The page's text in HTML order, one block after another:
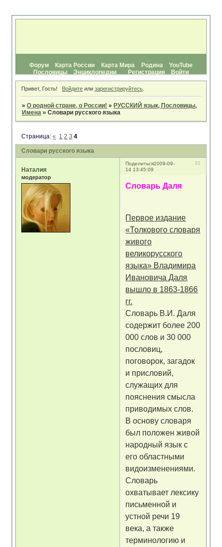
Форум Карта России Карта Мира Родина
YouTube
Пословицы
Энциклопедии Регистрация Войти
Привет, Гость! Войдитеили зарегистрируйтесь.
»О родной стране, о России! »РУССКИЙ язык, Пословицы,
Имена »Словари русского языка
Словари русского языка
Страница:« 1 2 3 4
Поделиться 31
2009-09-
14 13:45:09
Наталия
модератор
Словарь Даля
Первое издание
«Толкового словаря
живого
великорусского
языка» Владимира
Ивановича Даля
вышло в 1863-1866
гг.
Словарь В.И. Даля
содержит более 200
000 слов и 30 000
пословиц,
поговорок, загадок
и присловий,
служащих для
пояснения смысла
приводимых слов.
В основу словаря
был положен живой
народный язык с
его областными
видоизменениями.
Словарь
охватывает лексику
письменной и
устной речи 19
века, а также
терминологию и